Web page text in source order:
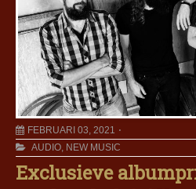
FEBRUARI 03, 2021
AUDIO, NEW MUSIC
Exclusieve